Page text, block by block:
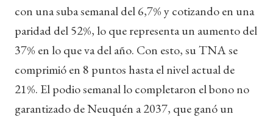
con una suba semanal del 6,7% y cotizando en una
paridad del 52%, lo que representa un aumento del
37% en lo que va del año. Con esto, su TNA se
comprimió en 8 puntos hasta el nivel actual de
21%. El podio semanal lo completaron el bono no
garantizado de Neuquén a 2037, que ganó un